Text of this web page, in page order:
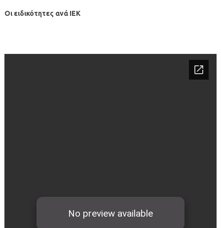
Οι ειδικότητες ανά ΙΕΚ